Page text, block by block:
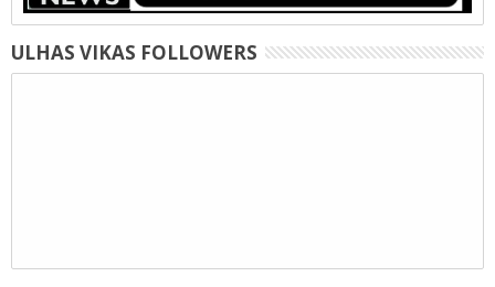
ULHAS VIKAS FOLLOWERS